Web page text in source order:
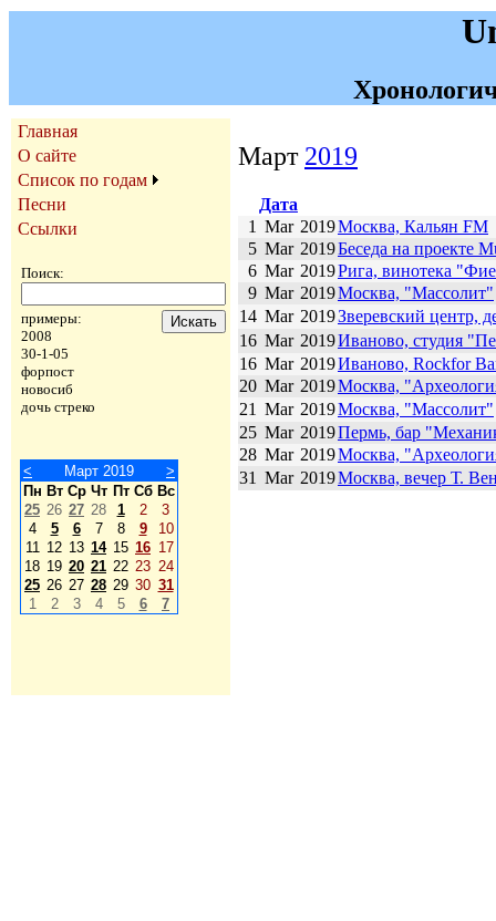
Главная
О сайте
Список по годам
Песни
Ссылки
Поиск:
примеры:
2008
30-1-05
форпост
новосиб
дочь стреко
< Март 2019
>
Пн Вт Ср Чт Пт Сб Вс
25 26 27 28 1 2
3
4
5 6 7 8 9
10
11 12 13 14 15 16 17
18 19 20 21 22 23 24
25 26 27 28 29 30 31
1
2 3 4 5 6 7
Март 2019
Дата
1 Mar 2019Москва, Кальян FM
5 Mar 2019Беседа на проекте
6 Mar 2019Рига, винотека
9 Mar 2019Москва, "Массолит"
14 Mar 2019Зверевский центр,
16 Mar 2019Иваново, студия
16 Mar 2019Иваново, Rockfor
20 Mar 2019Москва,
21 Mar 2019Москва, "Массолит"
25 Mar 2019Пермь, бар
28 Mar 2019Москва,
31 Mar 2019Москва, вечер Т.